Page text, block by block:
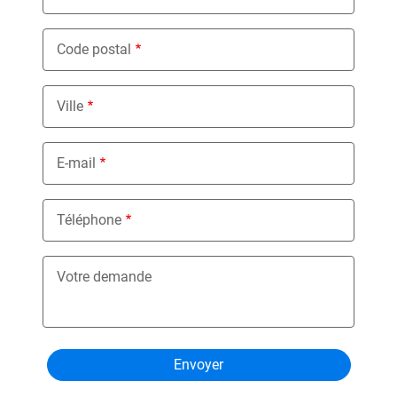
Code postal
Ville
E-mail
Téléphone
Votre demande